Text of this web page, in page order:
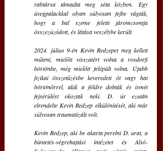
rabtársa támadta meg séta közben. Egy
üvegpalackkal olyan súlyosan fejbe vágták,
hogy a bal szeme feletti járomcsontja
összezúzódott, és látása veszélybe került.
2024. július 9-én Kevin Redzepet meg kellett
műteni, mielőtt visszatért volna a rosdorfi
börtönbe, még mielőtt felépült volna. Újabb
fizikai összetűzésbe keveredett öt vagy hat
börtönőrrel, akik a földre dobták és ismét
fejsérülést okoztak neki. D. úr ezután
elrendelte Kevin Redzep elkülönítését, aki már
súlyosan traumatizált volt.
Kevin Redzep, aki be akarta perelni D. urat, a
büntetés-végrehajtási intézetet és Alsó-